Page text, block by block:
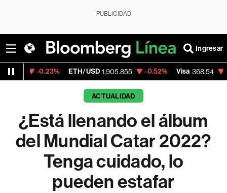
PUBLICIDAD
Ingresar
ETH/USD 1,905.855 -0.52% Visa 368.54 -0.28%
ACTUALIDAD
¿Está llenando el álbum
del Mundial Catar 2022?
Tenga cuidado, lo
pueden estafar